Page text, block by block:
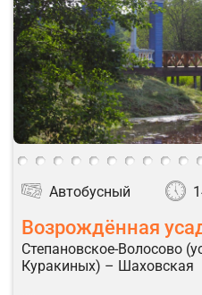
Автобусный
Возрождённая
Степановское-Волосово
Куракиных) – Шаховская